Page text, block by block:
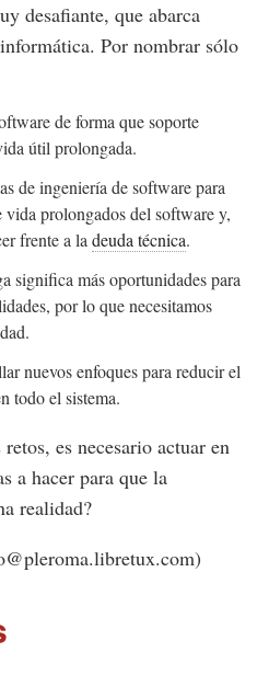
desafiante, que abarca
Por nombrar sólo
de forma que soporte
útil prolongada.
de ingeniería de software para
vida prolongados del software y,
frente a la deuda técnica.
significa más oportunidades para
por lo que necesitamos
nuevos enfoques para reducir el
todo el sistema.
es necesario actuar en
a hacer para que la
realidad?